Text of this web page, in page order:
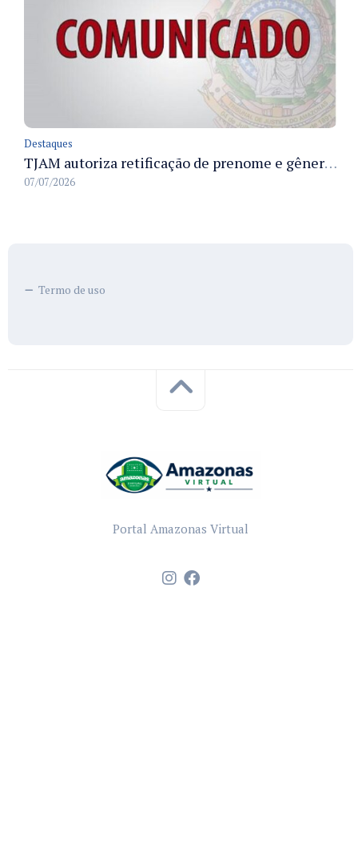
Destaques
TJAM autoriza retificação de prenome e gênero em registros civis na Comarca de Benjamin Constant
07/07/2026
Termo de uso
Portal Amazonas Virtual